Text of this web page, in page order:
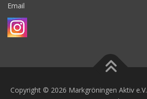
Email
Copyright © 2026 Markgröningen Aktiv e.V.